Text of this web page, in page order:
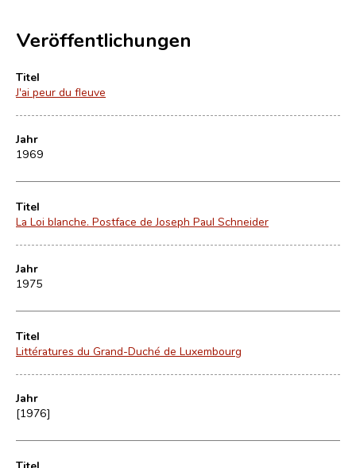
Veröffentlichungen
Titel
J'ai peur du fleuve
Jahr
1969
Titel
La Loi blanche. Postface de Joseph Paul Schneider
Jahr
1975
Titel
Littératures du Grand-Duché de Luxembourg
Jahr
[1976]